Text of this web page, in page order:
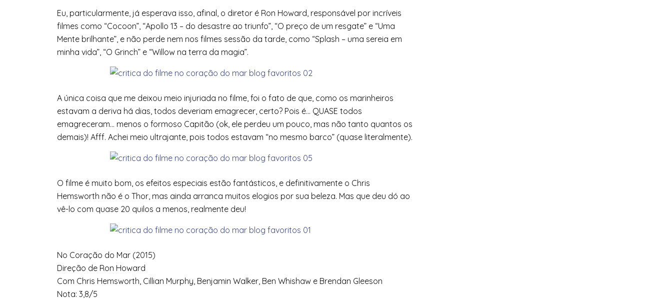
Eu, particularmente, já esperava isso, afinal, o diretor é Ron Howard, responsável por incríveis
filmes como “Cocoon”, “Apollo 13 – do desastre ao triunfo”, “O preço de um resgate” e “Uma
Mente brilhante”, e não perde nem nos filmes sessão da tarde, como “Splash – uma sereia em
minha vida”, “O Grinch” e “Willow na terra da magia”.
A única coisa que me deixou meio injuriada no filme, foi o fato de que, como os marinheiros
estavam a deriva há dias, todos deveriam emagrecer, certo? Pois é… QUASE todos
emagreceram… menos o formoso Capitão (ok, ele perdeu um pouco, mas não tanto quantos os
demais)! Afff. Achei meio ultrajante, pois todos estavam “no mesmo barco” (quase literalmente).
O filme é muito bom, os efeitos especiais estão fantásticos, e definitivamente o Chris
Hemsworth não é o Thor, mas ainda arranca muitos elogios por sua beleza. Mas que deu dó ao
vê-lo com quase 20 quilos a menos, realmente deu!
No Coração do Mar (2015)
Direção de Ron Howard
Com Chris Hemsworth, Cillian Murphy, Benjamin Walker, Ben Whishaw e Brendan Gleeson
Nota: 3,8/5